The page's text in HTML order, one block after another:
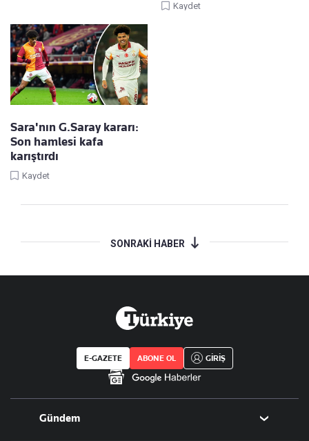
Kaydet
Sara'nın G.Saray kararı:
Son hamlesi kafa
karıştırdı
Kaydet
SONRAKİ HABER
E-GAZETE ABONE OL GİRİŞ
Gündem